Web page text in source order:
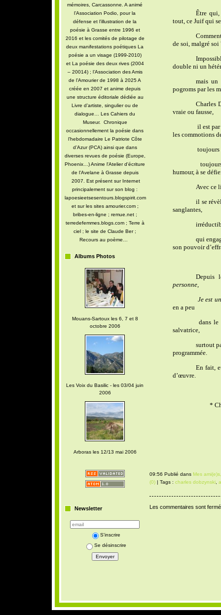
mémoires, Carcassonne. A animé
l’Association Podio, pour la
défense et l’illustration de la
poésie à Grasse entre 1996 et
2016 et les comités de pilotage de
deux manifestations poétiques La
poésie a un visage (1999-2010)
et La poésie des deux rives (2004
– 20014) ; l’Association des Amis
de l’Amourier de 1998 à 2025 A
créée en 2007 et anime depuis
une structure éditoriale dédiée au
Livre d’artiste, singulier ou de
dialogue… Les Cahiers du
Museur. Chronique
occasionnellement la poésie dans
l’hebdomadaire Le Patriote Côte
d’Azur (PCA) ainsi que dans
diverses revues de poésie (Europe,
Phoenix…) Anime l'Atelier d'écriture
de l'Avelane à Grasse depuis
2007. Est présent sur Internet
principalement sur son blog :
lapoesieetsesentours.blogspirit.com
et sur les sites amourier.com ;
bribes-en-ligne ; remue.net ;
terredefemmes.blogs.com ; Terre à
ciel ; le site de Claude Ber ;
Recours au poème…
Albums Photos
Mouans-Sartoux les 6, 7 et 8
octobre 2006
Les Voix du Basilic - les 03/04 juin
2006
Arboras les 12/13 mai 2006
Newsletter
S'inscrire
Se désinscrire
Être
tout, ce Juif qui
de soi, malgré soi
double ni un
mais un
pogroms par les
Charles
vraie ou fausse,
il est
les commotions
toujours
humour, à se
Avec ce
il se
sanglantes,
qui
son pouvoir
Depuis
personne,
Je est
en a peu
dans
salvatrice,
surtout
programmée.
En fait,
d’œuvre.
*
09:56 Publié dans Mes
(0)| Tags : charles dobzynski,
Les commentaires sont